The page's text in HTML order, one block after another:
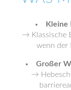
Kleine
→ Klassische
wenn der
Großer
→